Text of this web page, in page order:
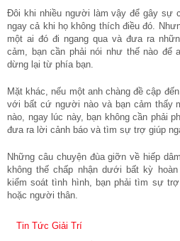
Đôi khi nhiều người làm vậy để gây sự
ngay cả khi họ không thích điều đó.
một ai đó đi ngang qua và đưa ra
cảm, bạn cần phải nói như thế nào để
dừng lại từ phía bạn.
Mặt khác, nếu một anh chàng đề cập
với bất cứ người nào và bạn cảm thấy
nào, ngay lúc này, bạn không cần phải
đưa ra lời cảnh báo và tìm sự trợ giúp
Những câu chuyện đùa giỡn về hiếp
không thế chấp nhận dưới bất kỳ
kiểm soát tình hình, bạn phải tìm sự
hoặc người thân.
Tin Tức Giải Trí